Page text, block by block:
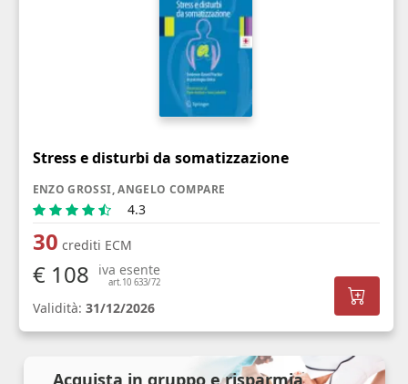
Stress e disturbi da somatizzazione
ENZO GROSSI, ANGELO COMPARE
4.3
30 crediti ECM
€ 108 iva esente
art.10 633/72
Validità: 31/12/2026